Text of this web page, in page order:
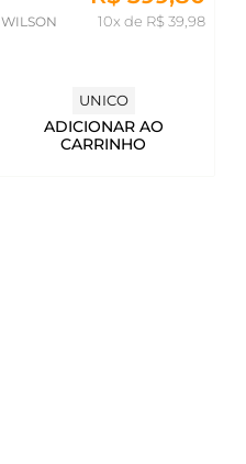
10x de R$ 39,98
WILSON
UNICO
ADICIONAR AO
CARRINHO